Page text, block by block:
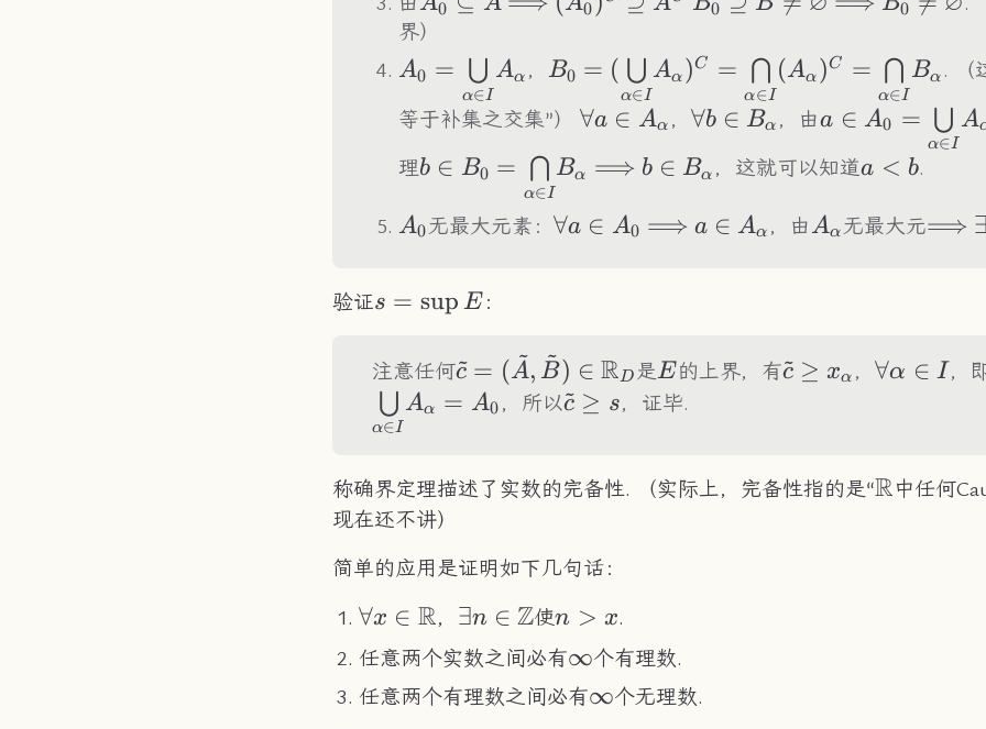
A
0 0 0 0
界）
A_0=\underset{\alpha\in
I}{\bigcup}A_\alpha
A0 =
α∈I
⋃ Aα ， B_0=(\underset{\alpha\in I}
I}{\bigcap}
(A_\alpha)^C=\underset{\alpha\in I}
{\bigcap}B_\alpha
B0 = (
α∈I
⋃ Aα)C =
α∈I
⋂ (Aα)C =
α∈I
⋂ Bα . （
等于补集之交集”） \forall
A_\alpha
∀a ∈ Aα ， \forall
B_\alpha
∀b ∈ Bα ，由a\in
a ∈ A0 =
α∈I
⋃ A
理b\in
B_0=\underset{\alpha\in
I}{\bigcap}B_\alpha
b ∈ B0 =
α∈I
⋂ Bα \Longrightarrow
⟹ b\in
b ∈ Bα ，这就可以知道a<b
a < b.
A_0
A0无最大元素： \forall
∀a ∈ A0 \Longrightarrow
⟹ a\in
a ∈ Aα ，由A_\alpha
Aα无最大元⟹
验证s=\sup
s = sup E：
注意任何\tilde{c}=
(\tilde{A},\tilde{B})\in\R_D
c
~ = (A
~
, B
~
) ∈ RD 是E
E的上界，有\tilde{c}\geq
c
~ ≥ xα ，\forall
∀α ∈ I ，
α∈I
⋃ Aα = A0 ，所以\tilde{c}\geq
c
~ ≥ s，证毕.
称确界定理描述了实数的完备性. （实际上，完备性指的是“\R
R中任何
现在还不讲）
简单的应用是证明如下几句话：
\forall
x\in\R
∀x ∈ R， \exist
n\in\Z
∃n ∈ Z使n>x
n > x.
任意两个实数之间必有\infty
∞个有理数.
任意两个有理数之间必有\infty
∞个无理数.